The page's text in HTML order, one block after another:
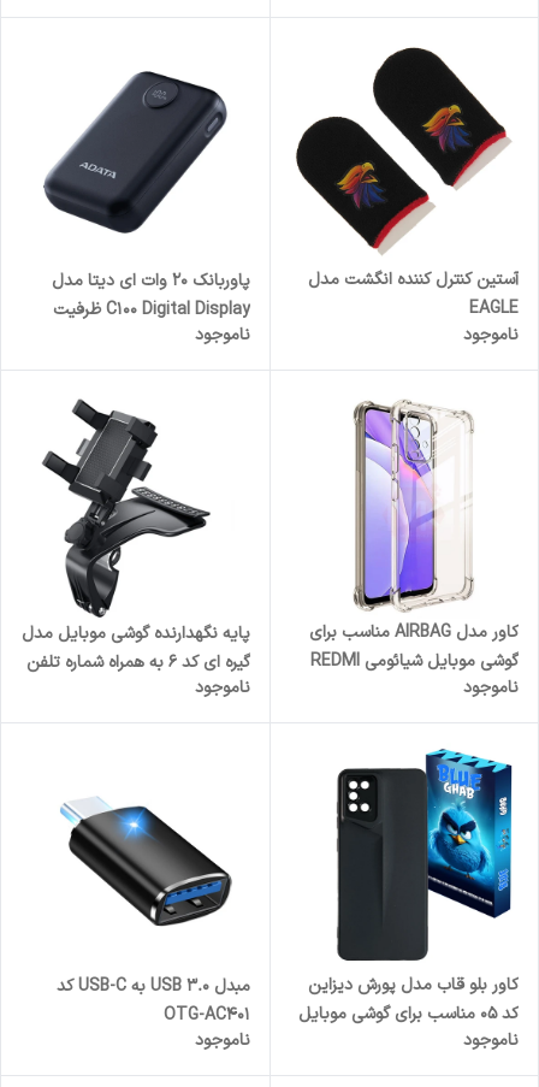
آستین کنترل کننده انگشت مدل
EAGLE
ناموجود
پاوربانک 20 وات ای دیتا مدل
C100 Digital Display ظرفیت
10000 میلی‌آمپرساعت
ناموجود
کاور مدل AIRBAG مناسب برای
گوشی موبایل شیائومی REDMI
9T
ناموجود
پایه نگهدارنده گوشی موبایل مدل
گیره ای کد 6 به همراه شماره تلفن
مخصوص پارک
ناموجود
کاور بلو قاب مدل پورش دیزاین
کد 05 مناسب برای گوشی موبایل
سامسونگ Galaxy A31
ناموجود
مبدل USB 3.0 به USB-C کد
OTG-AC401
ناموجود